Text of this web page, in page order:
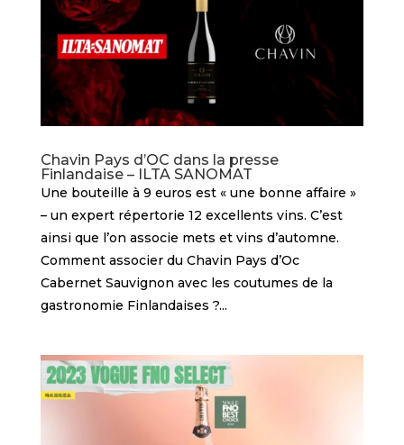
Chavin Pays d’OC dans la presse
Finlandaise – ILTA SANOMAT
Une bouteille à 9 euros est « une bonne affaire »
– un expert répertorie 12 excellents vins. C’est
ainsi que l’on associe mets et vins d’automne.
Comment associer du Chavin Pays d’Oc
Cabernet Sauvignon avec les coutumes de la
gastronomie Finlandaises ?...